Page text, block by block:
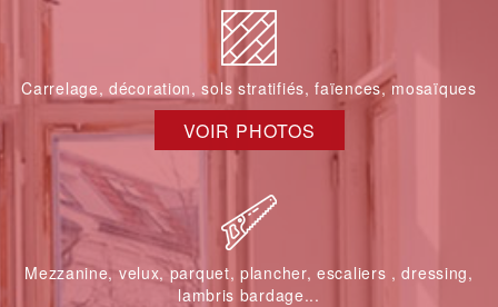
Carrelage, décoration, sols stratifiés, faïences, mosaïques
VOIR PHOTOS
Mezzanine, velux, parquet, plancher, escaliers , dressing,
lambris bardage...